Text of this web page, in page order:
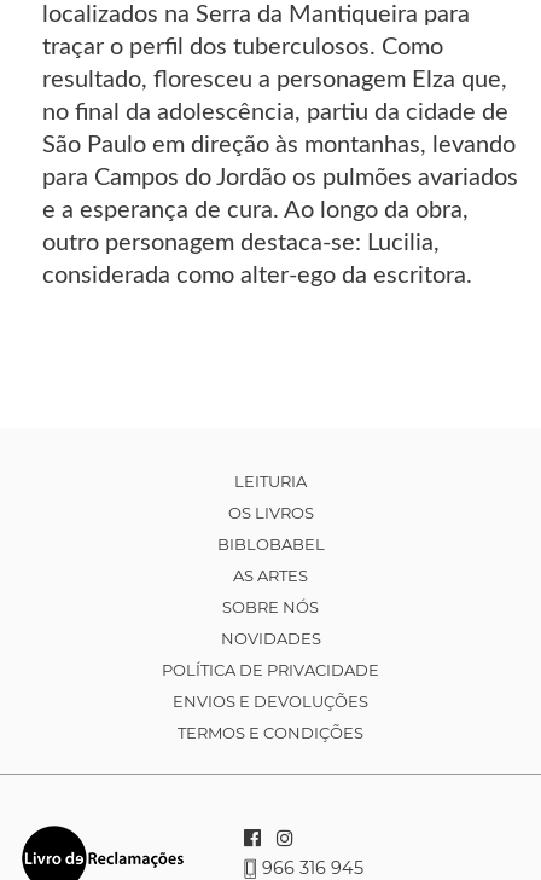
localizados na Serra da Mantiqueira para
traçar o perfil dos tuberculosos. Como
resultado, floresceu a personagem Elza que,
no final da adolescência, partiu da cidade de
São Paulo em direção às montanhas, levando
para Campos do Jordão os pulmões avariados
e a esperança de cura. Ao longo da obra,
outro personagem destaca-se: Lucilia,
considerada como alter-ego da escritora.
LEITURIA
OS LIVROS
BIBLOBABEL
AS ARTES
SOBRE NÓS
NOVIDADES
POLÍTICA DE PRIVACIDADE
ENVIOS E DEVOLUÇÕES
TERMOS E CONDIÇÕES
966 316 945